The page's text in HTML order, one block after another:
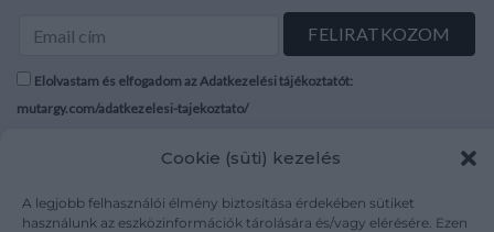
Cookie (süti) kezelés
A legjobb felhasználói élmény biztosítása érdekében sütiket
használunk az eszközinformációk tárolására és/vagy elérésére. Ezen
Elolvastam és elfogadom az Adatkezelési tájékoztatót:
mutargy.com/adatkezelesi-tajekoztato/
Karrier
Áraink
Adatvédelem